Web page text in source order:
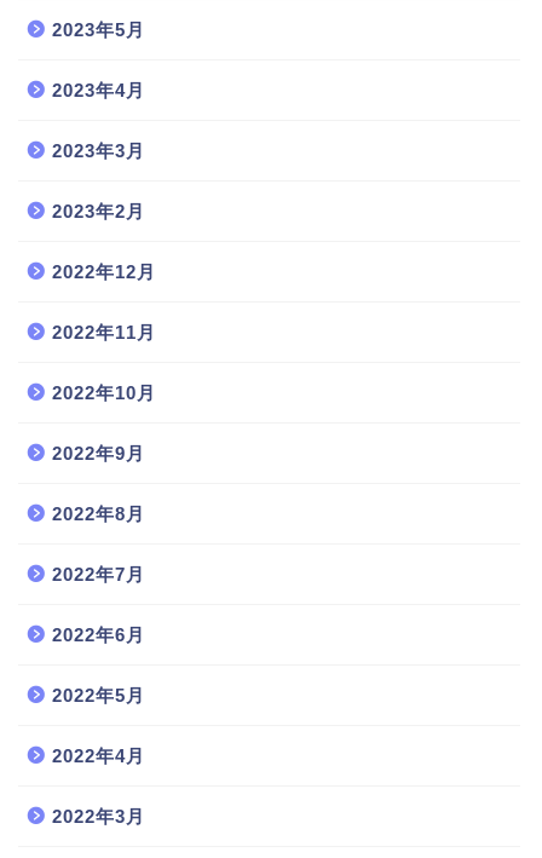
2023年5月
2023年4月
2023年3月
2023年2月
2022年12月
2022年11月
2022年10月
2022年9月
2022年8月
2022年7月
2022年6月
2022年5月
2022年4月
2022年3月